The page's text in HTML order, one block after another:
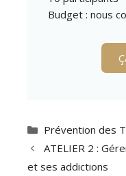
Budget : nous
Catégories
Prévention des
ATELIER 2 :
et ses addictions